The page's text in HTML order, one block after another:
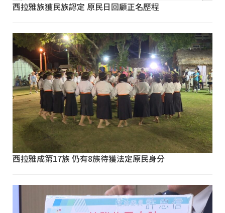
西拉雅族獲民族認定 原民日回顧正名歷程
西拉雅成第17族 仍有8族待獲法定原民身分